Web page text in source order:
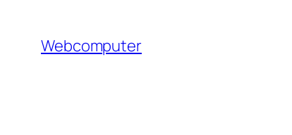
innehåll
Webcomputer